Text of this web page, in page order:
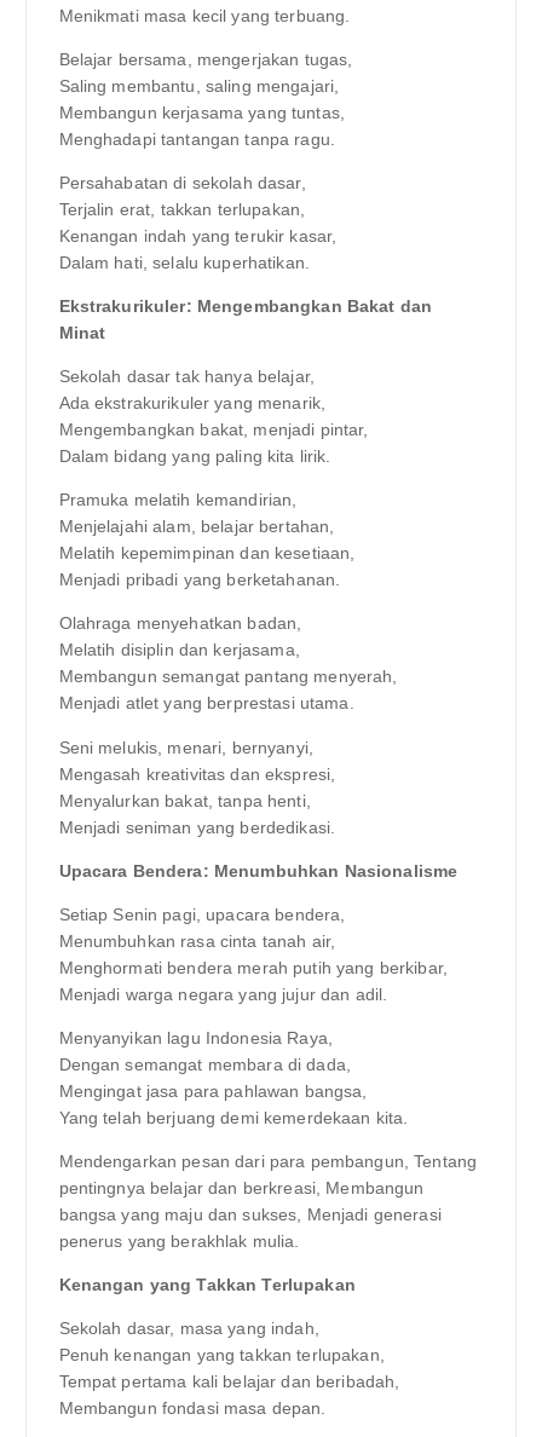
Menikmati masa kecil yang terbuang.
Belajar bersama, mengerjakan tugas,
Saling membantu, saling mengajari,
Membangun kerjasama yang tuntas,
Menghadapi tantangan tanpa ragu.
Persahabatan di sekolah dasar,
Terjalin erat, takkan terlupakan,
Kenangan indah yang terukir kasar,
Dalam hati, selalu kuperhatikan.
Ekstrakurikuler: Mengembangkan Bakat dan
Minat
Sekolah dasar tak hanya belajar,
Ada ekstrakurikuler yang menarik,
Mengembangkan bakat, menjadi pintar,
Dalam bidang yang paling kita lirik.
Pramuka melatih kemandirian,
Menjelajahi alam, belajar bertahan,
Melatih kepemimpinan dan kesetiaan,
Menjadi pribadi yang berketahanan.
Olahraga menyehatkan badan,
Melatih disiplin dan kerjasama,
Membangun semangat pantang menyerah,
Menjadi atlet yang berprestasi utama.
Seni melukis, menari, bernyanyi,
Mengasah kreativitas dan ekspresi,
Menyalurkan bakat, tanpa henti,
Menjadi seniman yang berdedikasi.
Upacara Bendera: Menumbuhkan Nasionalisme
Setiap Senin pagi, upacara bendera,
Menumbuhkan rasa cinta tanah air,
Menghormati bendera merah putih yang berkibar,
Menjadi warga negara yang jujur dan adil.
Menyanyikan lagu Indonesia Raya,
Dengan semangat membara di dada,
Mengingat jasa para pahlawan bangsa,
Yang telah berjuang demi kemerdekaan kita.
Mendengarkan pesan dari para pembangun, Tentang
pentingnya belajar dan berkreasi, Membangun
bangsa yang maju dan sukses, Menjadi generasi
penerus yang berakhlak mulia.
Kenangan yang Takkan Terlupakan
Sekolah dasar, masa yang indah,
Penuh kenangan yang takkan terlupakan,
Tempat pertama kali belajar dan beribadah,
Membangun fondasi masa depan.